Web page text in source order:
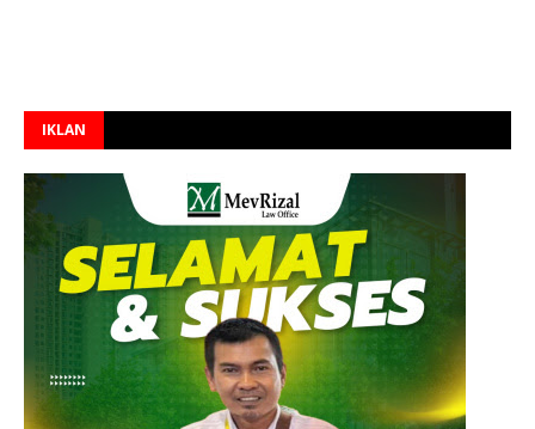
IKLAN